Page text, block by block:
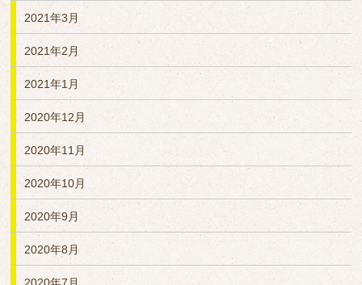
2021年3月
2021年2月
2021年1月
2020年12月
2020年11月
2020年10月
2020年9月
2020年8月